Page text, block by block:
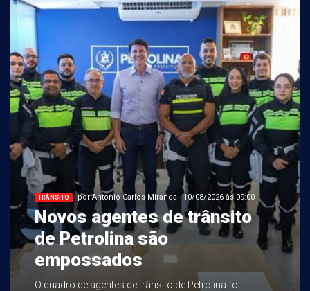
TRÂNSITO por Antonio Carlos Miranda - 10/08/2026 às 09:00
Novos agentes de trânsito
de Petrolina são
empossados
O quadro de agentes de trânsito de Petrolina foi